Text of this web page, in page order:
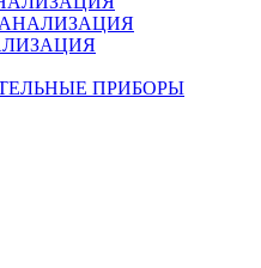
ПРИБОРЫ